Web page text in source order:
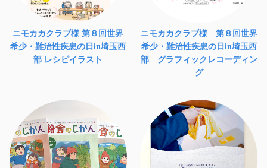
ニモカカクラブ様 第８回世界
希少・難治性疾患の日in埼玉西
部 レシピイラスト
ニモカカクラブ様 第８回世界
希少・難治性疾患の日in埼玉西
部 グラフィックレコーディン
グ